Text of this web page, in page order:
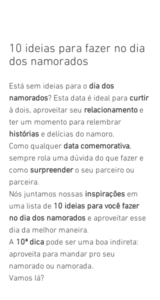
10 ideias para fazer no dia
dos namorados
Está sem ideias para o dia dos
namorados? Esta data é ideal para curtir
à dois, aproveitar seu relacionamento e
ter um momento para relembrar
histórias e delícias do namoro.
Como qualquer data comemorativa,
sempre rola uma dúvida do que fazer e
como surpreender o seu parceiro ou
parceira.
Nós juntamos nossas inspirações em
uma lista de 10 ideias para você fazer
no dia dos namorados e aproveitar esse
dia da melhor maneira.
A 10ª dica pode ser uma boa indireta:
aproveita para mandar pro seu
namorado ou namorada.
Vamos lá?